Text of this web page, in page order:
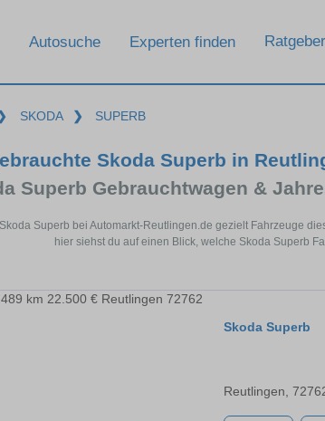
Autosuche Experten finden Ratgeber
SKODA ❯ SUPERB
Skoda Superb in
Superb Gebrauchtwagen &
Superb bei Automarkt-Reutlingen.de gezielt Fahrzeuge
hier siehst du auf einen Blick, welche Skoda Superb
Skoda Superb
Reutlingen,